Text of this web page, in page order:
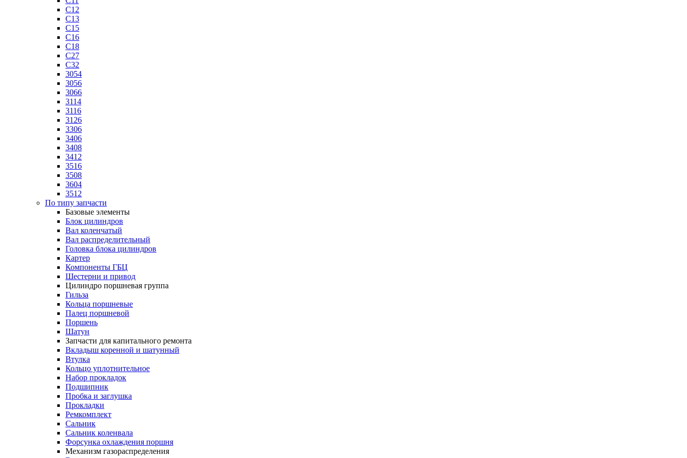
C12
C13
C15
C16
C18
C27
C32
3054
3056
3066
3114
3116
3126
3306
3406
3408
3412
3516
3508
3604
3512
По типу запчасти
Базовые элементы
Блок цилиндров
Вал коленчатый
Вал распределительный
Головка блока цилиндров
Картер
Компоненты ГБЦ
Шестерни и привод
Цилиндро поршневая группа
Гильза
Кольца поршневые
Палец поршневой
Поршень
Шатун
Запчасти для капитального ремонта
Вкладыш коренной и шатунный
Втулка
Кольцо уплотнительное
Набор прокладок
Подшипник
Пробка и заглушка
Прокладки
Ремкомплект
Сальник
Сальник коленвала
Форсунка охлаждения поршня
Механизм газораспределения